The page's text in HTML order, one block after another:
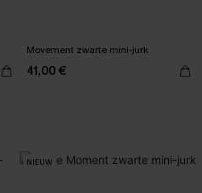
Movement zwarte mini-jurk
41,00 €
NIEUW